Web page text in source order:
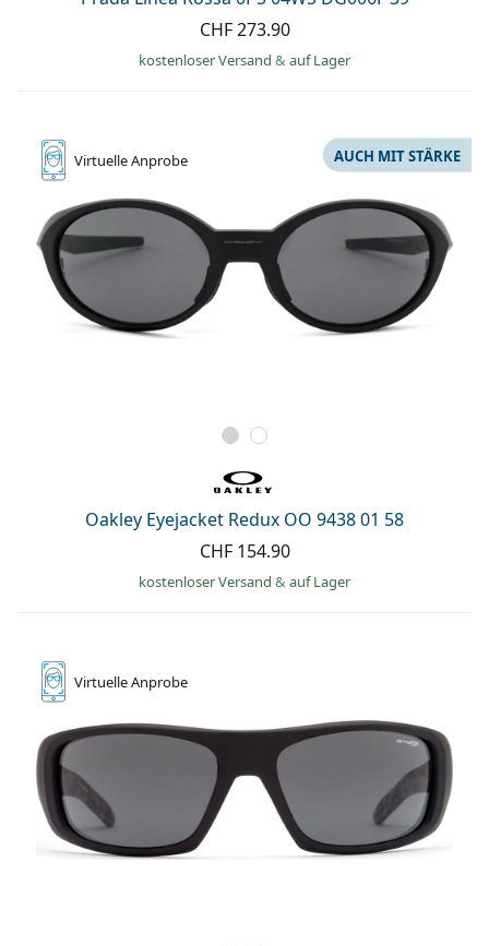
Alle Marken
Alle Pflegemittel
CHF 273.90
kostenloser Versand & auf Lager
VirtuelleAnprobe
Oakley Eyejacket Redux OO 9438 01 58
AUCH MIT STÄRKE
CHF 154.90
kostenloser Versand & auf Lager
VirtuelleAnprobe